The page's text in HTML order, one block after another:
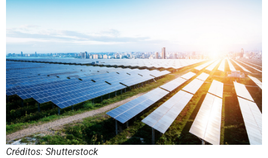
Créditos: Shutterstock